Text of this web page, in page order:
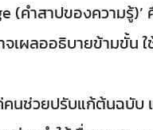
ำสาปของความรู้)’
เผลออธิบายข้ามขั้น
นช่วยปรับแก้ต้นฉบั